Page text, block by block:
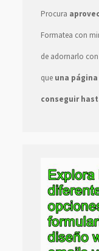
Procura
Formatea con
de adornarlo con
que una
conseguir